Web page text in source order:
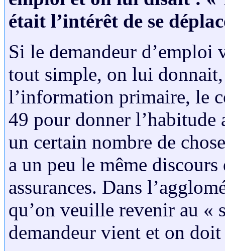
était l’intérêt de se
Si le demandeur d’emploi
tout simple, on lui donnait,
l’information primaire, le
49 pour donner l’habitude
un certain nombre de
a un peu le même
assurances. Dans
qu’on veuille revenir au «
demandeur vient et on